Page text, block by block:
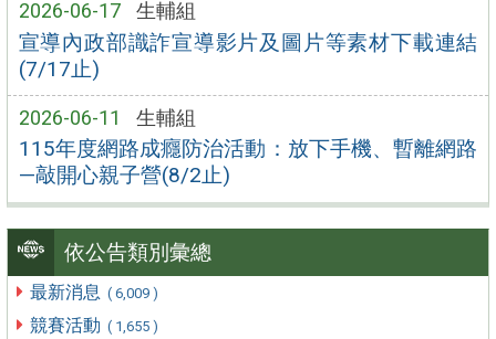
2026-06-17 生輔組
宣導內政部識詐宣導影片及圖片等素材下載連結
(7/17止)
2026-06-11 生輔組
115年度網路成癮防治活動：放下手機、暫離網路
—敲開心親子營(8/2止)
依公告類別彙總
最新消息 ( 6,009 )
競賽活動 ( 1,655 )